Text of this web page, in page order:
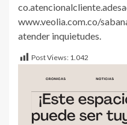
www.veolia.com.co/
atender inquietudes.
Post Views: 1.042